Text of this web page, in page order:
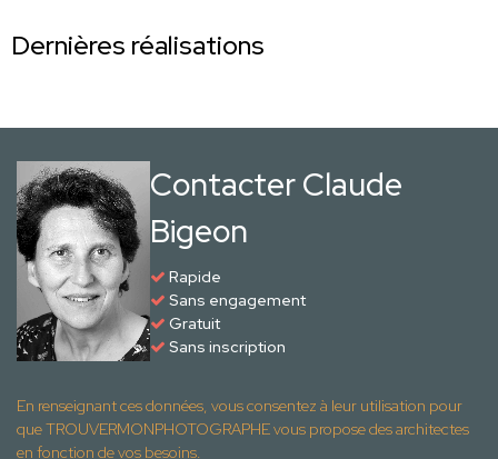
Dernières réalisations
Contacter Claude
Bigeon
Rapide
Sans engagement
Gratuit
Sans inscription
En renseignant ces données, vous consentez à leur utilisation pour
que TROUVERMONPHOTOGRAPHE vous propose des architectes
en fonction de vos besoins.